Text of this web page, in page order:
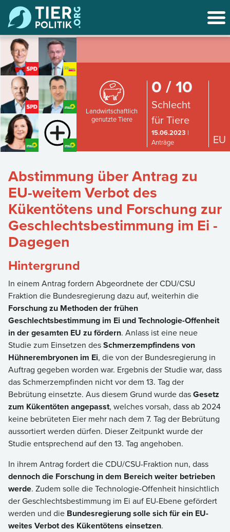
Landwirtschaftlich
genutzte Tiere
0 / 10
Schlecht
für Tiere
15.06.2023 |
Anträge
EU
Abstimmung über Antrag zu
EU-weitem Verbot des
Kükentötens und Forschung zur
Geschlechtsbestimmung im Ei -
Dagegen
Hintergrund
In einem Antrag fordern Abgeordnete der CDU/CSU
Fraktion die Bundesregierung dazu auf, weiterhin die
Forschung zu Methoden der frühen
Geschlechtsbestimmung im Ei und Technologie-Offenheit
in der gesamten EU zu fördern. Anlass ist eine neue
Studie zum Einsetzen desSchmerzempfindens von
Hühnerembryonen im Ei, die von der Bundesregierung in
Auftrag gegeben worden war. Ergebnis der Studie war, dass
das Schmerzempfinden nicht vor dem 13. Tag der
Bebrütung einsetzte. Aus diesem Grund wurde dasGesetz
zum Kükentöten angepasst, welches vorsah, dass ab 2024
keine bebrüteten Eier mehr nach dem 7. Tag der Bebrütung
aussortiert werden dürfen. Dieser Zeitpunkt wurde der
Studie entsprechend auf den 13. Tag angehoben.
In ihrem Antrag fordert die CDU/CSU-Fraktion nun, dass
dennoch die Forschung in dem Bereich weiter betrieben
werde. Zudem solle die Technologie-Offenheit hinsichtlich
der Geschlechtsbestimmung im Ei auf EU-Ebene gefördert
werden und die Bundesregierung solle sich für ein EU-
weites Verbot des Kükentötens einsetzen.